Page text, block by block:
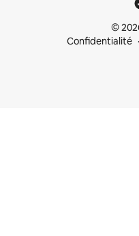
©
Confidentialité